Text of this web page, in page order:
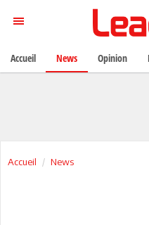
Accueil News
Accueil News Opinion